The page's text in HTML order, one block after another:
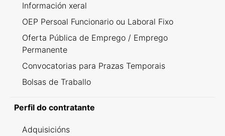
Información xeral
OEP Persoal Funcionario ou Laboral Fixo
Oferta Pública de Emprego / Emprego
Permanente
Convocatorias para Prazas Temporais
Bolsas de Traballo
Perfil do contratante
Adquisicións